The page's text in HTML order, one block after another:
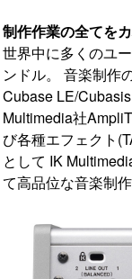
制作作業の全てを
世界中に多くのユ
ンドル。 音楽制作
Cubase LE/
Multimedia社
び各種エフェクト
として IK
て高品位な音楽制